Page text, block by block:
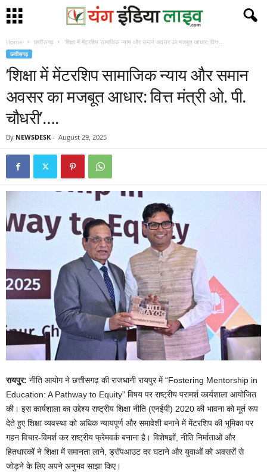
Home छत्तीसगढ़ ’शिक्षा में मेंटरशिप सामाजिक न्याय और समान अवसर का मजबूत आधार: वित्त...
छत्तीसगढ़
’शिक्षा में मेंटरशिप सामाजिक न्याय और समान
अवसर का मजबूत आधार: वित्त मंत्री ओ. पी.
चौधरी’….
By NEWSDESK - August 29, 2025
रायपुर: नीति आयोग ने छत्तीसगढ़ की राजधानी रायपुर में “Fostering Mentorship in
Education: A Pathway to Equity” विषय पर राष्ट्रीय परामर्श कार्यशाला आयोजित
की। इस कार्यशाला का उद्देश्य राष्ट्रीय शिक्षा नीति (एनईपी) 2020 की भावना को मूर्त रूप
देते हुए शिक्षा व्यवस्था को अधिक न्यायपूर्ण और समावेशी बनाने में मेंटरशिप की भूमिका पर
गहन विचार-विमर्श कर राष्ट्रीय फ्रेमवर्क बनाना है। विशेषज्ञों, नीति निर्माताओं और
हितधारकों ने शिक्षा में समानता लाने, ड्रॉपआउट दर घटाने और युवाओं को अवसरों से
जोड़ने के लिए अपने अनुभव साझा किए।